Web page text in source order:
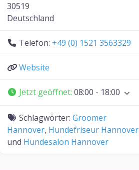
30519
Deutschland
Telefon: +49 (0) 1521 3563329
Website
Jetzt geöffnet:08:00 - 18:00
Schlagwörter:Groomer
Hannover, Hundefriseur Hannover
und Hundesalon Hannover